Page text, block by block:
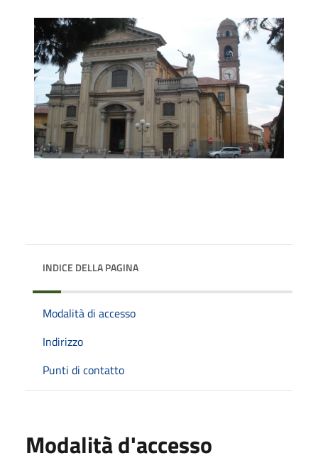
INDICE DELLA PAGINA
Modalità di accesso
Indirizzo
Punti di contatto
Modalità d'accesso